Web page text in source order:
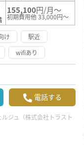
155,100円/月～
初期費用他 33,000円～
け
駅近
wifiあり
電話する
ジュ（株式会社トラスト